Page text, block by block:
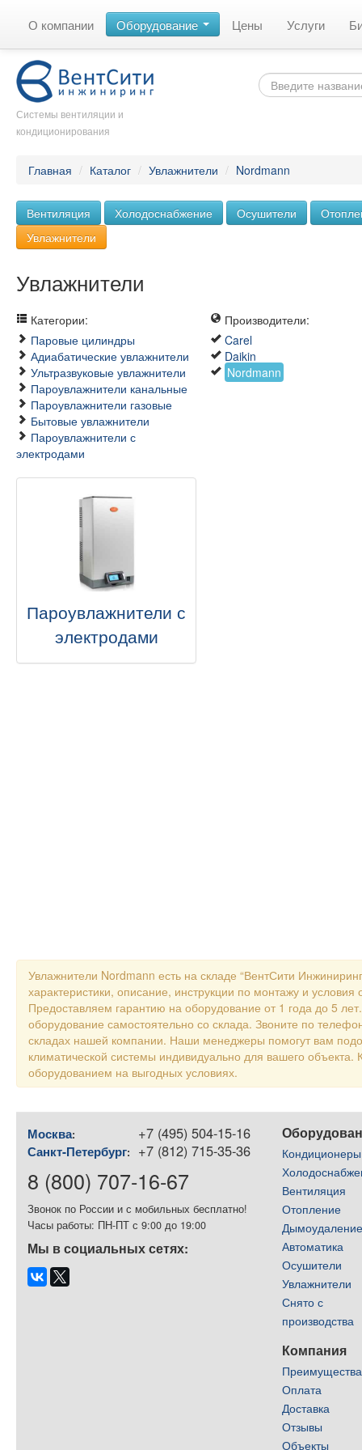
О компании Оборудование Цены Услуги
Системы вентиляции и
кондиционирования
Главная / Каталог / Увлажнители / Nordmann
Вентиляция Холодоснабжение Осушители
Увлажнители
Увлажнители
Категории:
Паровые цилиндры
Адиабатические увлажнители
Ультразвуковые увлажнители
Пароувлажнители канальные
Пароувлажнители газовые
Бытовые увлажнители
Пароувлажнители с
электродами
Производители:
Carel
Daikin
Nordmann
Пароувлажнители с
электродами
Увлажнители Nordmann есть на складе “ВентСити
характеристики, описание, инструкции по монтажу и
Предоставляем гарантию на оборудование от 1 года до 5
оборудование самостоятельно со склада. Звоните по
складах нашей компании. Наши менеджеры помогут вам
климатической системы индивидуально для вашего
оборудованием на выгодных условиях.
Москва: +7 (495) 504-15-16
Санкт-Петербург: +7 (812) 715-35-36
8 (800) 707-16-67
Звонок по России и с мобильных бесплатно!
Часы работы: ПН-ПТ с 9:00 до 19:00
Мы в социальных сетях:
Кондиционеры
Вентиляция
Отопление
Автоматика
Осушители
Увлажнители
Снято с
производства
Компания
Преимущества
Оплата
Доставка
Отзывы
Объекты